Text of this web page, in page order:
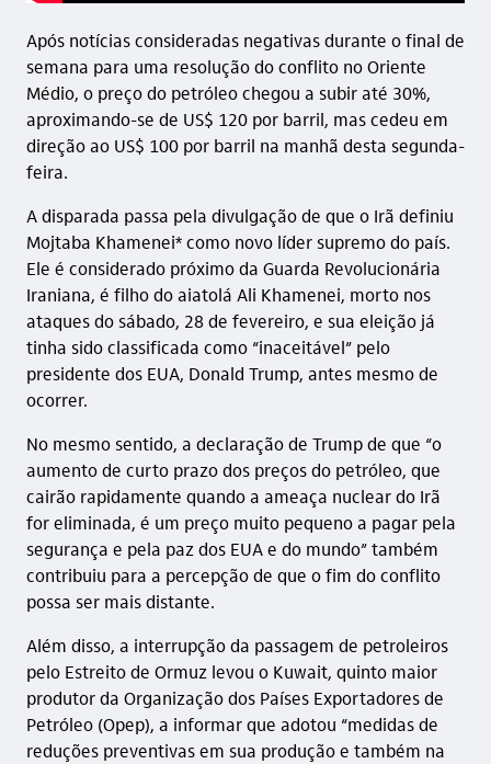
Após notícias consideradas negativas durante o final de
semana para uma resolução do conflito no Oriente
Médio, o preço do petróleo chegou a subir até 30%,
aproximando-se de US$ 120 por barril, mas cedeu em
direção ao US$ 100 por barril na manhã desta segunda-
feira.
A disparada passa pela divulgação de que o Irã definiu
Mojtaba Khamenei* como novo líder supremo do país.
Ele é considerado próximo da Guarda Revolucionária
Iraniana, é filho do aiatolá Ali Khamenei, morto nos
ataques do sábado, 28 de fevereiro, e sua eleição já
tinha sido classificada como “inaceitável” pelo
presidente dos EUA, Donald Trump, antes mesmo de
ocorrer.
No mesmo sentido, a declaração de Trump de que “o
aumento de curto prazo dos preços do petróleo, que
cairão rapidamente quando a ameaça nuclear do Irã
for eliminada, é um preço muito pequeno a pagar pela
segurança e pela paz dos EUA e do mundo” também
contribuiu para a percepção de que o fim do conflito
possa ser mais distante.
Além disso, a interrupção da passagem de petroleiros
pelo Estreito de Ormuz levou o Kuwait, quinto maior
produtor da Organização dos Países Exportadores de
Petróleo (Opep), a informar que adotou “medidas de
reduções preventivas em sua produção e também na